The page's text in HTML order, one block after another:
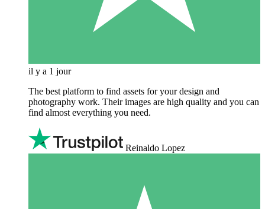
il y a 1 jour
The best platform to find assets for your design and
photography work. Their images are high quality and you can
find almost everything you need.
Reinaldo Lopez